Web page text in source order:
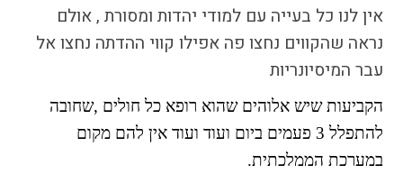
כיצד למנוע הדתה?
זיהיתי הדתה, מה
המדריך למורה: תרבות
יהודית-ישראלית
אין לנו כל בעייה עם למודי יהדות ומסורת , אולם
נראה שהקווים נחצו פה אפילו קווי ההדתה נחצו אל
עבר המיסיונריות
הקביעות שיש אלוהים שהוא רופא כל חולים ,שחובה
להתפלל 3 פעמים ביום ועוד ועוד אין להם מקום
במערכת הממלכתית.